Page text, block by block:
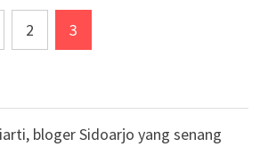
2 3
bloger Sidoarjo yang senang